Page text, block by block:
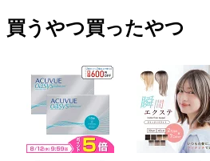
買うやつ買ったやつ